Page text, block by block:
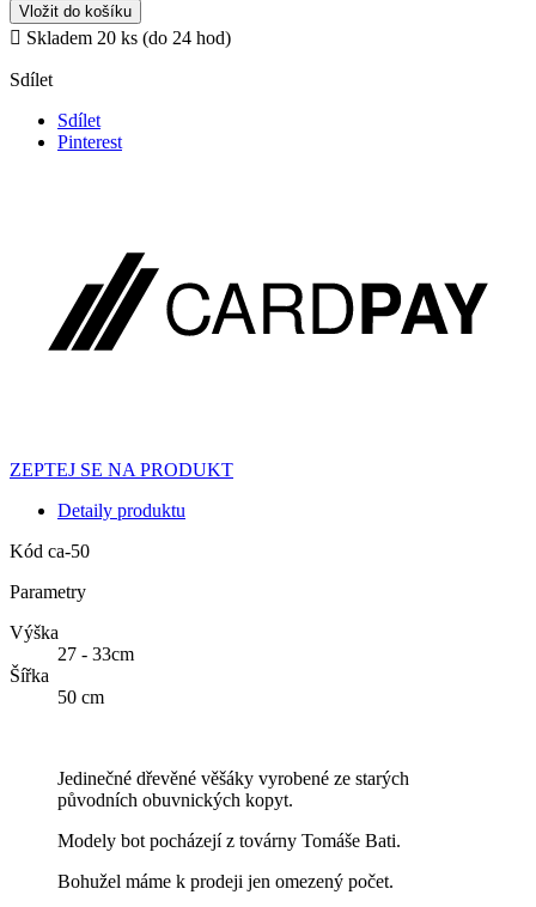
Vložit do košíku
 Skladem 20 ks (do 24 hod)
Sdílet
Sdílet
Pinterest
ZEPTEJ SE NA PRODUKT
Detaily produktu
Kód ca-50
Parametry
Výška
27 - 33cm
Šířka
50 cm
Jedinečné dřevěné věšáky vyrobené ze starých
původních obuvnických kopyt.
Modely bot pocházejí z továrny Tomáše Bati.
Bohužel máme k prodeji jen omezený počet.